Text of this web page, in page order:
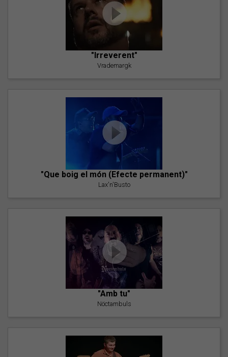
"Irreverent"
Vrademargk
"Que boig el món (Efecte permanent)"
Lax'n'Busto
"Amb tu"
Nöctambuls